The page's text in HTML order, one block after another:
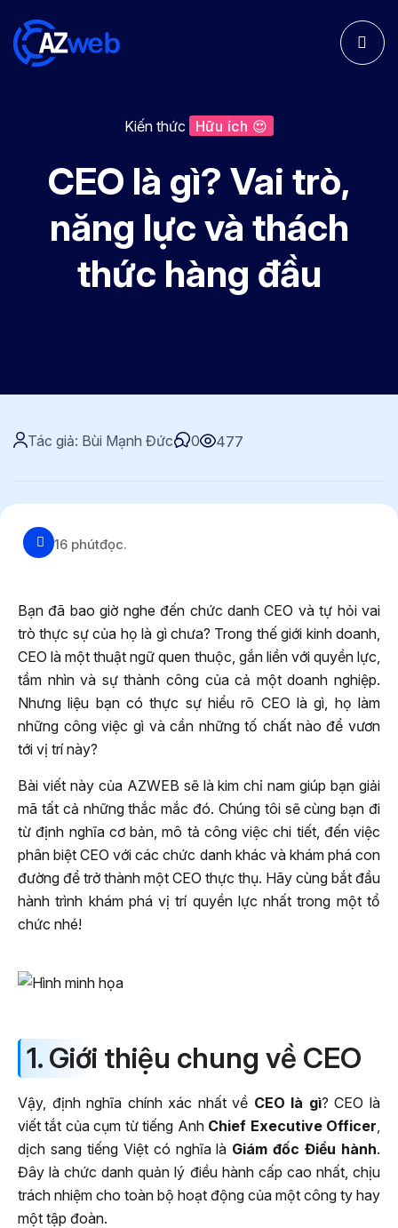
Kiến thức Hữu ích 😍
CEO là gì? Vai trò,
năng lực và thách
thức hàng đầu
Tác giả: Bùi Mạnh Đức 0 477
16 phútđọc.
Bạn đã bao giờ nghe đến chức danh CEO và tự hỏi vai
trò thực sự của họ là gì chưa? Trong thế giới kinh doanh,
CEO là một thuật ngữ quen thuộc, gắn liền với quyền lực,
tầm nhìn và sự thành công của cả một doanh nghiệp.
Nhưng liệu bạn có thực sự hiểu rõ CEO là gì, họ làm
những công việc gì và cần những tố chất nào để vươn
tới vị trí này?
Bài viết này của AZWEB sẽ là kim chỉ nam giúp bạn giải
mã tất cả những thắc mắc đó. Chúng tôi sẽ cùng bạn đi
từ định nghĩa cơ bản, mô tả công việc chi tiết, đến việc
phân biệt CEO với các chức danh khác và khám phá con
đường để trở thành một CEO thực thụ. Hãy cùng bắt đầu
hành trình khám phá vị trí quyền lực nhất trong một tổ
chức nhé!
1. Giới thiệu chung về CEO
Vậy, định nghĩa chính xác nhất về CEO là gì? CEO là
viết tắt của cụm từ tiếng Anh Chief Executive Officer,
dịch sang tiếng Việt có nghĩa là Giám đốc Điều hành.
Đây là chức danh quản lý điều hành cấp cao nhất, chịu
trách nhiệm cho toàn bộ hoạt động của một công ty hay
một tập đoàn.